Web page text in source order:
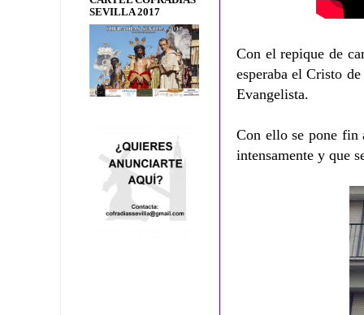
Con el repique de
esperaba el Cristo
Evangelista.
Con ello se pone fin
intensamente y que
SEVILLA 2017